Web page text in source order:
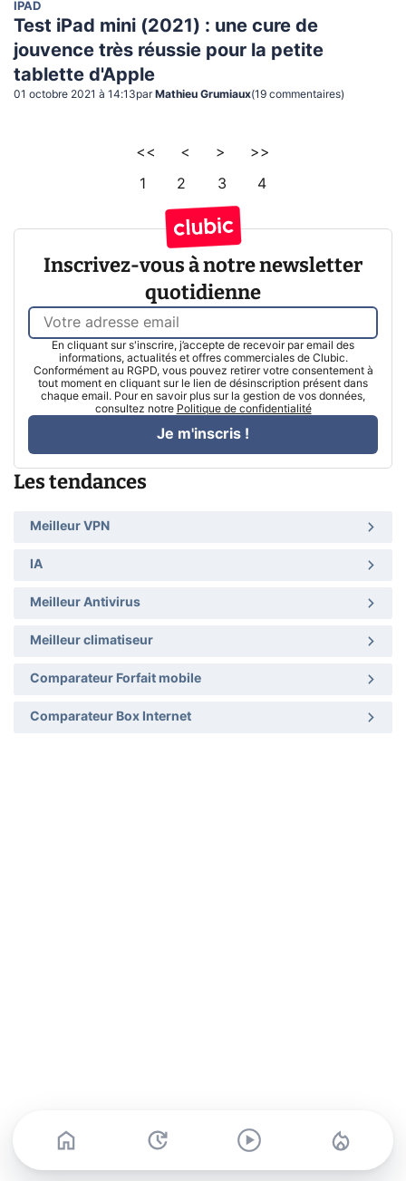
IPAD
Test iPad mini (2021) : une cure de
jouvence très réussie pour la petite
tablette d'Apple
01 octobre 2021 à 14:13par Mathieu Grumiaux(19 commentaires)
<< < > >>
1 2 3 4
Inscrivez-vous à notre newsletter
quotidienne
En cliquant sur s'inscrire, j’accepte de recevoir par email des
informations, actualités et offres commerciales de Clubic.
Conformément au RGPD, vous pouvez retirer votre consentement à
tout moment en cliquant sur le lien de désinscription présent dans
chaque email. Pour en savoir plus sur la gestion de vos données,
consultez notre Politique de confidentialité
Je m'inscris !
Les tendances
Meilleur VPN
IA
Meilleur Antivirus
Meilleur climatiseur
Comparateur Forfait mobile
Comparateur Box Internet